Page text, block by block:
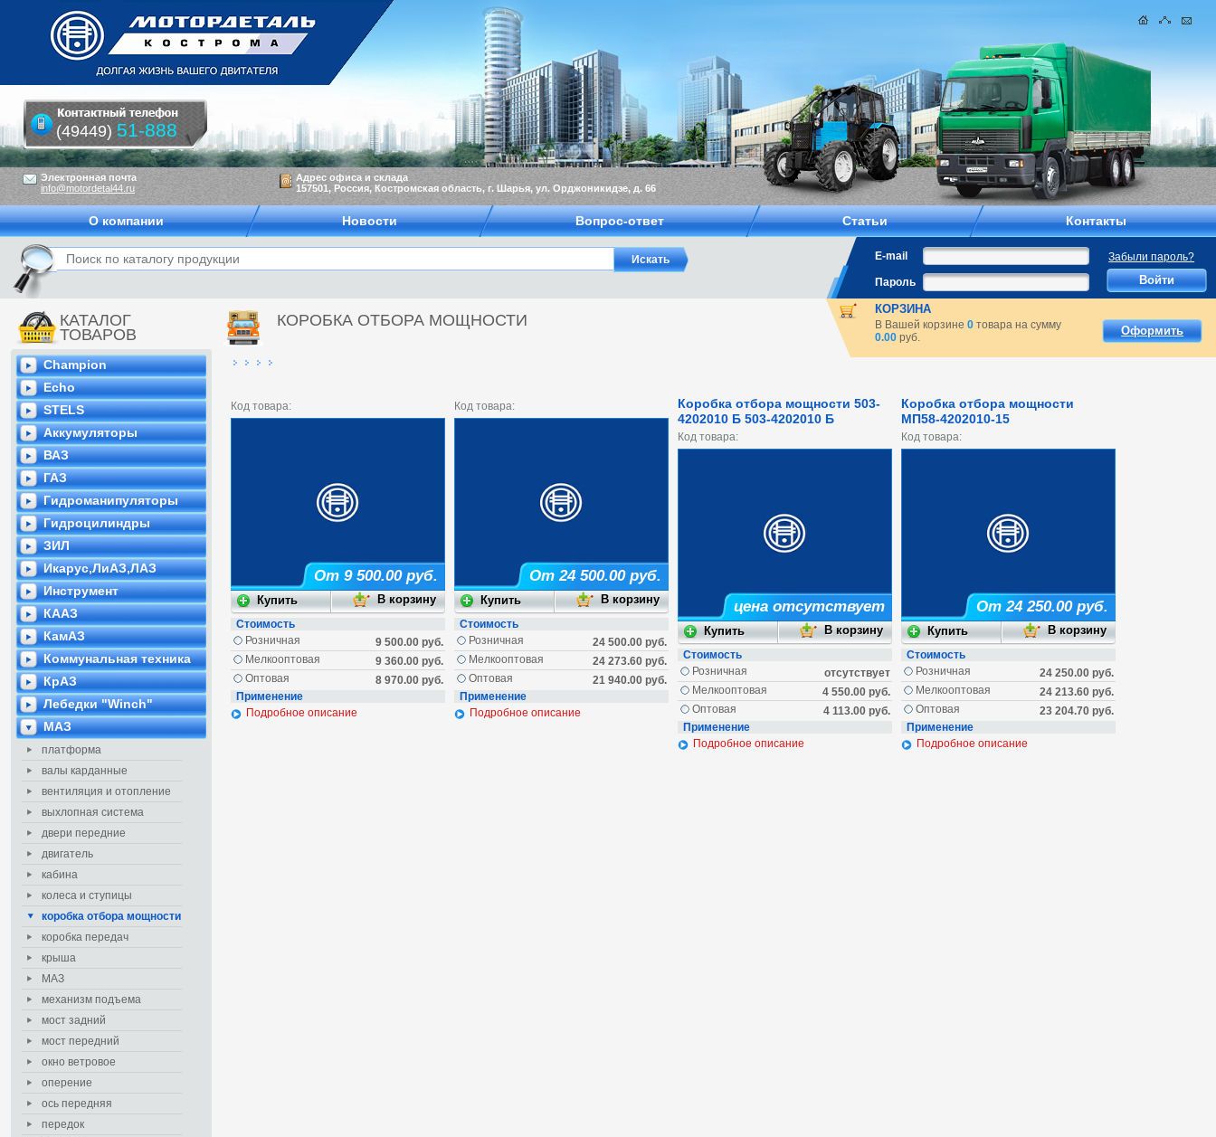
КАТАЛОГ
ТОВАРОВ
Champion
Echo
STELS
Аккумуляторы
ВАЗ
ГАЗ
Гидроманипуляторы
Гидроцилиндры
ЗИЛ
Икарус,ЛиАЗ,ЛАЗ
Инструмент
КААЗ
КамАЗ
Коммунальная техника
КрАЗ
Лебедки "Winch"
МАЗ
платформа
валы карданные
вентиляция и отопление
выхлопная система
двери передние
двигатель
кабина
колеса и ступицы
коробка отбора мощности
коробка передач
крыша
МАЗ
механизм подъема
мост задний
мост передний
окно ветровое
оперение
ось передняя
передок
КОРОБКА ОТБОРА МОЩНОСТИ
Код товара:
От 9 500.00 руб.
Стоимость
9 500.00 руб.
Розничная
9 360.00 руб.
Мелкооптовая
8 970.00 руб.
Оптовая
Применение
Подробное описание
Код товара:
От 24 500.00 руб.
Стоимость
24 500.00 руб.
Розничная
24 273.60 руб.
Мелкооптовая
21 940.00 руб.
Оптовая
Применение
Подробное описание
Коробка отбора мощности 503-
4202010 Б 503-4202010 Б
Код товара:
цена отсутствует
Стоимость
отсутствует
Розничная
4 550.00 руб.
Мелкооптовая
4 113.00 руб.
Оптовая
Применение
Подробное описание
Коробка отбора мощности
МП58-4202010-15
Код товара:
От 24 250.00 руб.
Стоимость
24 250.00 руб.
Розничная
24 213.60 руб.
Мелкооптовая
23 204.70 руб.
Оптовая
Применение
Подробное описание
Электронная почта
info@motordetal44.ru
Адрес офиса и склада
157501, Россия, Костромская область, г. Шарья, ул. Орджоникидзе, д. 66
(49449) 51-888
О компании Новости Вопрос-ответ Статьи Контакты
E-mail
Забыли пароль?
Пароль
КОРЗИНА
В Вашей корзине0 товара на сумму
0.00 руб. Оформить